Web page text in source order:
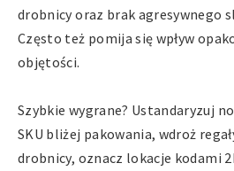
drobnicy oraz brak agresywnego
Często też pomija się wpływ
objętości.
Szybkie wygrane? Ustandaryzuj
SKU bliżej pakowania, wdroż
drobnicy, oznacz lokacje kodami